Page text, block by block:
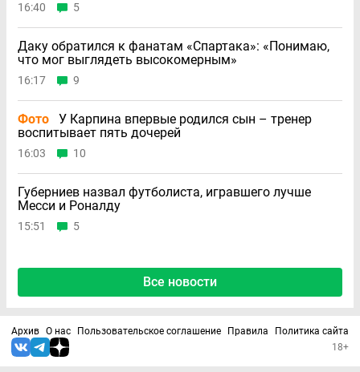
16:40 5
Даку обратился к фанатам «Спартака»: «Понимаю,
что мог выглядеть высокомерным»
16:17 9
Фото
У Карпина впервые родился сын – тренер
воспитывает пять дочерей
16:03 10
Губерниев назвал футболиста, игравшего лучше
Месси и Роналду
15:51 5
Все новости
Архив О нас Пользовательское соглашение Правила
Политика сайта
18+